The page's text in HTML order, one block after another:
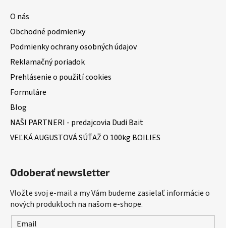
O nás
Obchodné podmienky
Podmienky ochrany osobných údajov
Reklamačný poriadok
Prehlásenie o použití cookies
Formuláre
Blog
NAŠI PARTNERI - predajcovia Dudi Bait
VEĽKÁ AUGUSTOVÁ SÚŤAŽ O 100kg BOILIES
Odoberať newsletter
Vložte svoj e-mail a my Vám budeme zasielať informácie o
nových produktoch na našom e-shope.
Email